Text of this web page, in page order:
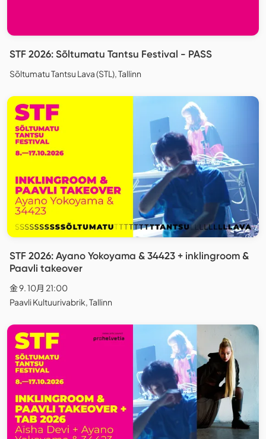
STF 2026: Sõltumatu Tantsu Festival - PASS
Sõltumatu Tantsu Lava (STL), Tallinn
STF 2026: Ayano Yokoyama & 34423 + inklingroom &
Paavli takeover
金 9. 10月 21:00
Paavli Kultuurivabrik, Tallinn